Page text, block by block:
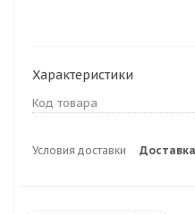
Характеристики
Код товара
Условия доставки Доставка